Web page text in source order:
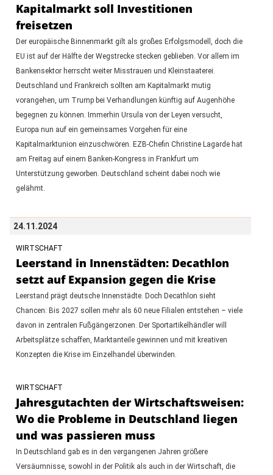
Kapitalmarkt soll Investitionen
freisetzen
Der europäische Binnenmarkt gilt als großes Erfolgsmodell, doch die
EU ist auf der Hälfte der Wegstrecke stecken geblieben. Vor allem im
Bankensektor herrscht weiter Misstrauen und Kleinstaaterei.
Deutschland und Frankreich sollten am Kapitalmarkt mutig
vorangehen, um Trump bei Verhandlungen künftig auf Augenhöhe
begegnen zu können. Immerhin Ursula von der Leyen versucht,
Europa nun auf ein gemeinsames Vorgehen für eine
Kapitalmarktunion einzuschwören. EZB-Chefin Christine Lagarde hat
am Freitag auf einem Banken-Kongress in Frankfurt um
Unterstützung geworben. Deutschland scheint dabei noch wie
gelähmt.
24.11.2024
WIRTSCHAFT
Leerstand in Innenstädten: Decathlon
setzt auf Expansion gegen die Krise
Leerstand prägt deutsche Innenstädte. Doch Decathlon sieht
Chancen: Bis 2027 sollen mehr als 60 neue Filialen entstehen – viele
davon in zentralen Fußgängerzonen. Der Sportartikelhändler will
Arbeitsplätze schaffen, Marktanteile gewinnen und mit kreativen
Konzepten die Krise im Einzelhandel überwinden.
WIRTSCHAFT
Jahresgutachten der Wirtschaftsweisen:
Wo die Probleme in Deutschland liegen
und was passieren muss
In Deutschland gab es in den vergangenen Jahren größere
Versäumnisse, sowohl in der Politik als auch in der Wirtschaft, die